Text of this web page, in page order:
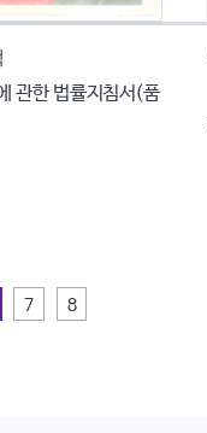
관한 법률지침서(품
7 8